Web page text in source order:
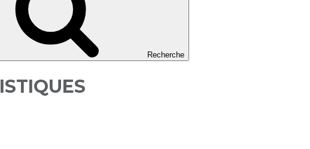
Recherche